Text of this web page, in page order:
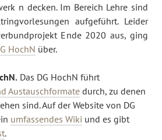
n decken. Im Bereich Lehre sind
aufgeführt. Leider
Ende 2020 aus, ging
HochN über.
Das DG HochN führt
Austauschformate durch, zu denen
sind. Auf der Website von DG
umfassendes Wiki und es gibt
.